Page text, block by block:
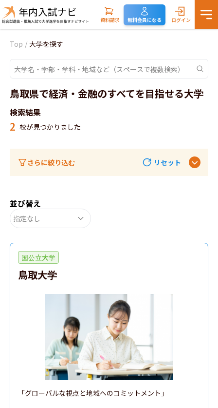
資料請求 無料会員になる ログイン
Top / 大学を探す
鳥取県で経済・金融のすべてを目指せる大学
検索結果
2 校が見つかりました
さらに絞り込む リセット
並び替え
指定なし
国公立大学
鳥取大学
「グローバルな視点と地域へのコミットメント」